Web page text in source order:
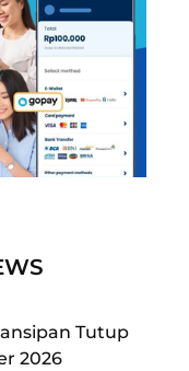
Tutup
2026